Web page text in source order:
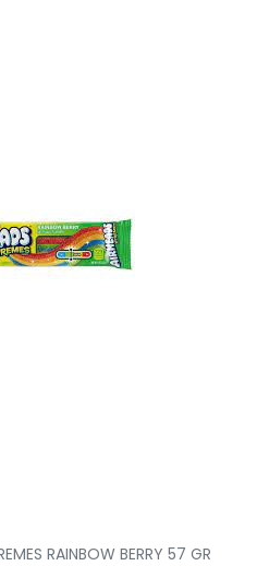
RAINBOW BERRY 57 GR